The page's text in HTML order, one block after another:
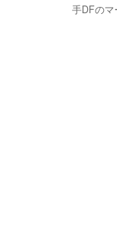
手DFのマ